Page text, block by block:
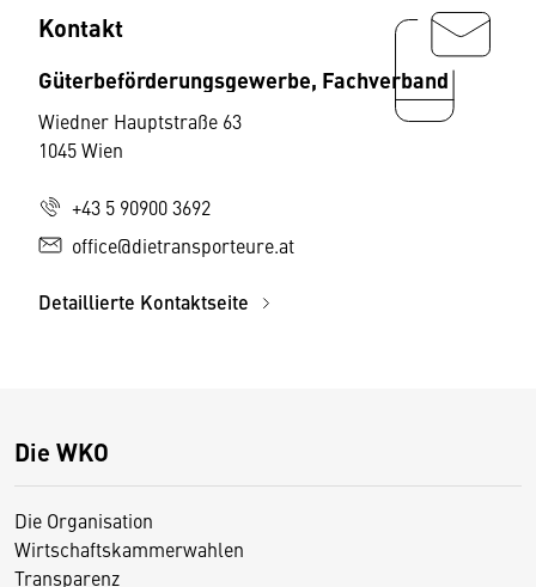
Kontakt
Güterbeförderungsgewerbe, Fachverband
Wiedner Hauptstraße 63
1045 Wien
+43 5 90900 3692
office@dietransporteure.at
Detaillierte Kontaktseite
Die WKO
Die Organisation
Wirtschaftskammerwahlen
Transparenz